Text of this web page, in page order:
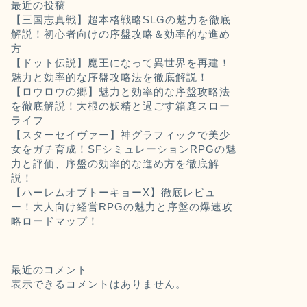
最近の投稿
【三国志真戦】超本格戦略SLGの魅力を徹底
解説！初心者向けの序盤攻略＆効率的な進め
方
【ドット伝説】魔王になって異世界を再建！
魅力と効率的な序盤攻略法を徹底解説！
【ロウロウの郷】魅力と効率的な序盤攻略法
を徹底解説！大根の妖精と過ごす箱庭スロー
ライフ
【スターセイヴァー】神グラフィックで美少
女をガチ育成！SFシミュレーションRPGの魅
力と評価、序盤の効率的な進め方を徹底解
説！
【ハーレムオブトーキョーX】徹底レビュ
ー！大人向け経営RPGの魅力と序盤の爆速攻
略ロードマップ！
最近のコメント
表示できるコメントはありません。